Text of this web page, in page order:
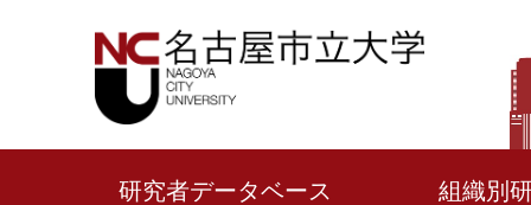
研究者データベース 組織別